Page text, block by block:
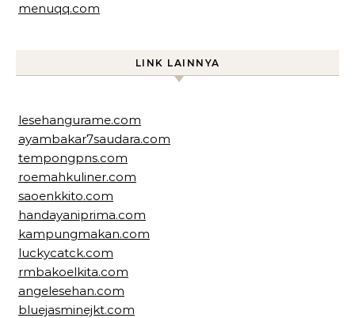
menuqq.com
LINK LAINNYA
lesehangurame.com
ayambakar7saudara.com
tempongpns.com
roemahkuliner.com
saoenkkito.com
handayaniprima.com
kampungmakan.com
luckycatck.com
rmbakoelkita.com
angelesehan.com
bluejasminejkt.com